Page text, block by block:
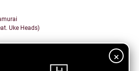
×
Uke Heads)
(Chris Isaak Cover)